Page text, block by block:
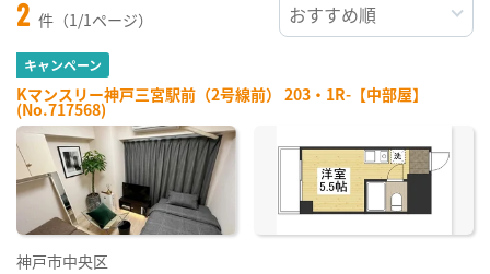
2 件（1/1ページ）
キャンペーン
Kマンスリー神戸三宮駅前（2号線前） 203・1R-【中部屋】
(No.717568)
神戸市中央区